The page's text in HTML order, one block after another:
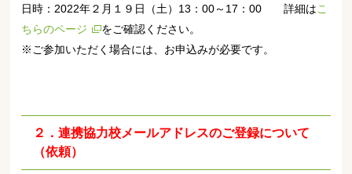
日時： 2022年２月１９日（土） 13 ： 00～ 17 ： 00詳細はこ
ちらのページ
をご確認ください。
※ご参加いただく場合には、お申込みが必要です。
２．連携協力校メールアドレスのご登録について
（依頼）